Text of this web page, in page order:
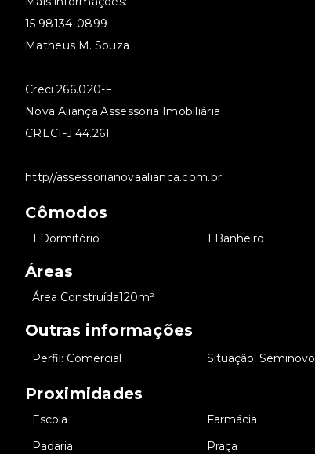
15 98134-0899
Matheus M. Souza
Creci 266.020-F
Nova Aliança Assessoria Imobiliária
CRECI-J 44.261
http//assessorianovaalianca.com.br
Cômodos
1 Dormitório 1 Banheiro
Áreas
Área Construída120m²
Outras informações
Perfil: Comercial Situação: Seminovo
Proximidades
Escola Farmácia
Padaria Praça